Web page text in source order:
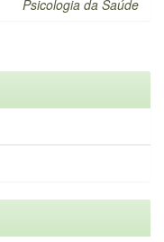
Psicologia da Saúde